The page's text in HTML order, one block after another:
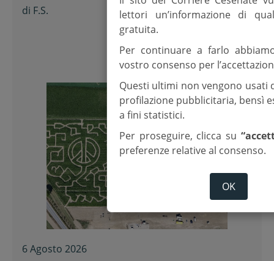
di F.S.
6 Agosto 2026
lettori un’informazione di
gratuita.
Per continuare a farlo
vostro consenso per
Questi ultimi non vengono usati
profilazione pubblicitaria, bensì
a fini statistici.
Per proseguire, clicca su
preferenze relative al consenso.
OK